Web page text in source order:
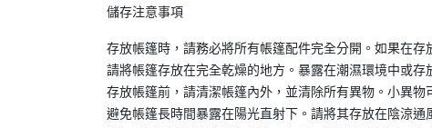
儲存注意事項
存放帳篷時，請務必將所有帳篷配件完全分開。如果在存
請將帳篷存放在完全乾燥的地方。暴露在潮濕環境中或
存放帳篷前，請清潔帳篷內外，並清除所有異物。小異
避免帳篷長時間暴露在陽光直射下。請將其存放在陰涼通